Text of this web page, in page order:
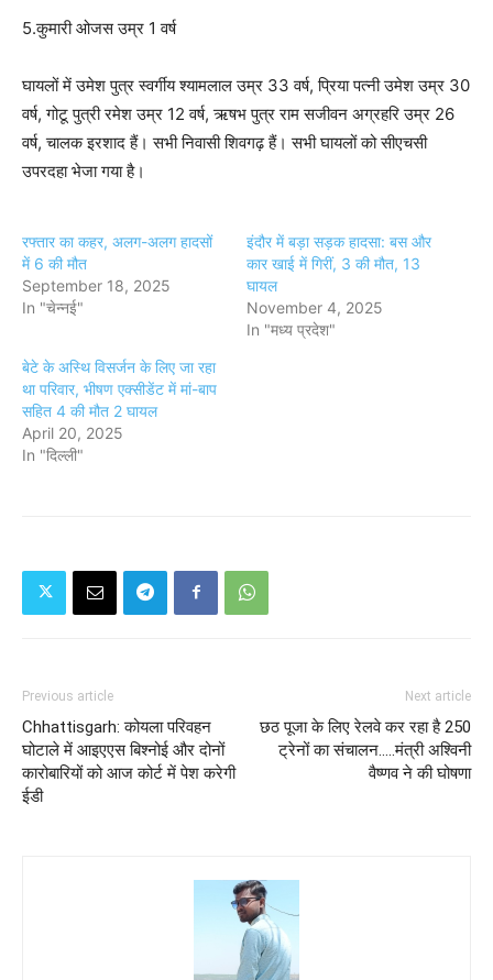
5.कुमारी ओजस उम्र 1 वर्ष
घायलों में उमेश पुत्र स्वर्गीय श्यामलाल उम्र 33 वर्ष, प्रिया पत्नी उमेश उम्र 30
वर्ष, गोटू पुत्री रमेश उम्र 12 वर्ष, ऋषभ पुत्र राम सजीवन अग्रहरि उम्र 26
वर्ष, चालक इरशाद हैं। सभी निवासी शिवगढ़ हैं। सभी घायलों को सीएचसी
उपरदहा भेजा गया है।
रफ्तार का कहर, अलग-अलग हादसों
में 6 की मौत
September 18, 2025
In "चेन्नई"
इंदौर में बड़ा सड़क हादसा: बस और
कार खाई में गिरीं, 3 की मौत, 13
घायल
November 4, 2025
In "मध्य प्रदेश"
बेटे के अस्थि विसर्जन के लिए जा रहा
था परिवार, भीषण एक्सीडेंट में मां-बाप
सहित 4 की मौत 2 घायल
April 20, 2025
In "दिल्ली"
Previous article
Chhattisgarh: कोयला परिवहन
घोटाले में आइएएस बिश्नोई और दोनों
कारोबारियों को आज कोर्ट में पेश करेगी
ईडी
Next article
छठ पूजा के लिए रेलवे कर रहा है 250
ट्रेनों का संचालन.....मंत्री अश्विनी
वैष्णव ने की घोषणा